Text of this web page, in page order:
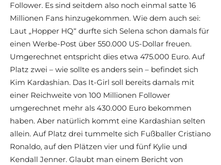
Follower. Es sind seitdem also noch einmal satte 16
Millionen Fans hinzugekommen. Wie dem auch sei:
Laut „Hopper HQ“ durfte sich Selena schon damals für
einen Werbe-Post über 550.000 US-Dollar freuen.
Umgerechnet entspricht dies etwa 475.000 Euro. Auf
Platz zwei – wie sollte es anders sein – befindet sich
Kim Kardashian. Das It-Girl soll bereits damals mit
einer Reichweite von 100 Millionen Follower
umgerechnet mehr als 430.000 Euro bekommen
haben. Aber natürlich kommt eine Kardashian selten
allein. Auf Platz drei tummelte sich Fußballer Cristiano
Ronaldo, auf den Plätzen vier und fünf Kylie und
Kendall Jenner. Glaubt man einem Bericht von